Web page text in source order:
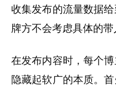
收集发布的流量数据
牌方不会考虑具体的带
在发布内容时，每个
隐藏起软广的本质。